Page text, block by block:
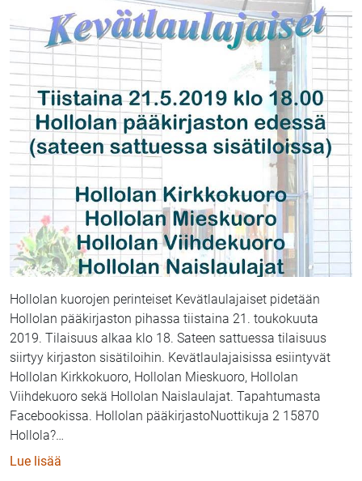
Hollolan kuorojen perinteiset Kevätlaulajaiset pidetään
Hollolan pääkirjaston pihassa tiistaina 21. toukokuuta
2019. Tilaisuus alkaa klo 18. Sateen sattuessa tilaisuus
siirtyy kirjaston sisätiloihin. Kevätlaulajaisissa esiintyvät
Hollolan Kirkkokuoro, Hollolan Mieskuoro, Hollolan
Viihdekuoro sekä Hollolan Naislaulajat. Tapahtumasta
Facebookissa. Hollolan pääkirjastoNuottikuja 2 15870
Hollola?…
Lue lisää